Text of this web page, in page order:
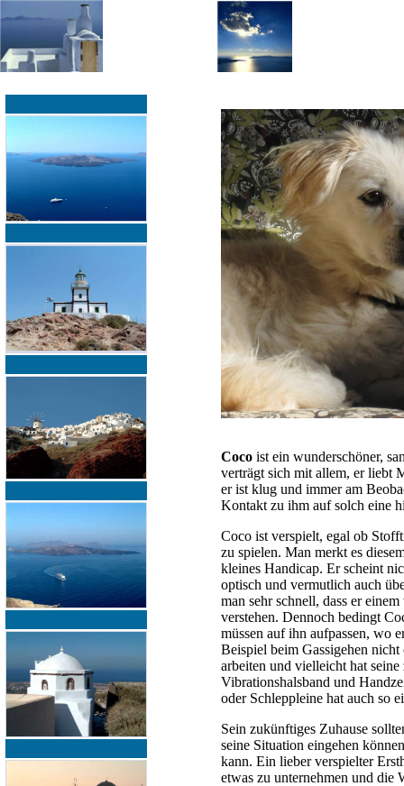
Coco ist ein wunderschöner,
verträgt sich mit allem, er liebt
er ist klug und immer am
Kontakt zu ihm auf solch eine
Coco ist verspielt, egal ob
zu spielen. Man merkt es
kleines Handicap. Er scheint
optisch und vermutlich auch
man sehr schnell, dass er
verstehen. Dennoch bedingt
müssen auf ihn aufpassen, wo
Beispiel beim Gassigehen
arbeiten und vielleicht hat
Vibrationshalsband und
oder Schleppleine hat auch so
Sein zukünftiges Zuhause
seine Situation eingehen
kann. Ein lieber verspielter
etwas zu unternehmen und die